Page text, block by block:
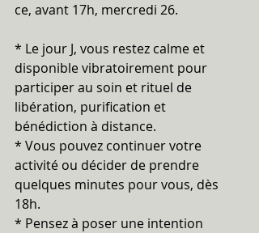
ce, avant 17h, mercredi 26.
* Le jour J, vous restez calme et
disponible vibratoirement pour
participer au soin et rituel de
libération, purification et
bénédiction à distance.
* Vous pouvez continuer votre
activité ou décider de prendre
quelques minutes pour vous, dès
18h.
* Pensez à poser une intention